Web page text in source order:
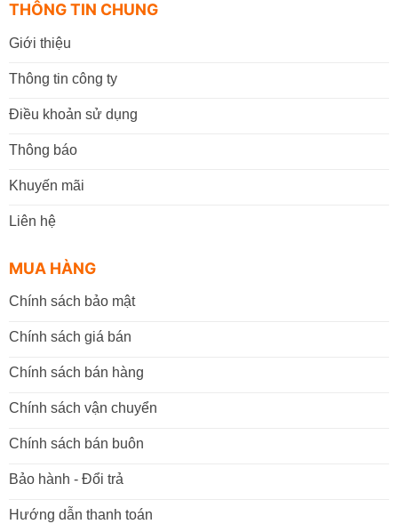
THÔNG TIN CHUNG
Giới thiệu
Thông tin công ty
Điều khoản sử dụng
Thông báo
Khuyến mãi
Liên hệ
MUA HÀNG
Chính sách bảo mật
Chính sách giá bán
Chính sách bán hàng
Chính sách vận chuyển
Chính sách bán buôn
Bảo hành - Đổi trả
Hướng dẫn thanh toán